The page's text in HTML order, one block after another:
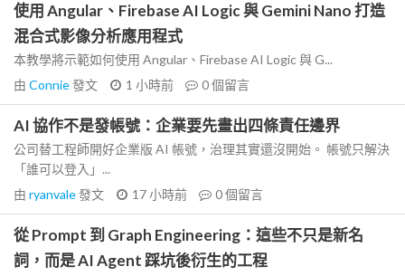
使用 Angular、Firebase AI Logic 與 Gemini Nano 打造
混合式影像分析應用程式
本教學將示範如何使用 Angular、Firebase AI Logic 與 G...
由 Connie發文 1 小時前 0個留言
AI 協作不是發帳號：企業要先畫出四條責任邊界
公司替工程師開好企業版 AI 帳號，治理其實還沒開始。 帳號只解決
「誰可以登入」...
由 ryanvale發文 17 小時前 0個留言
從 Prompt 到 Graph Engineering：這些不只是新名
詞，而是 AI Agent 踩坑後衍生的工程